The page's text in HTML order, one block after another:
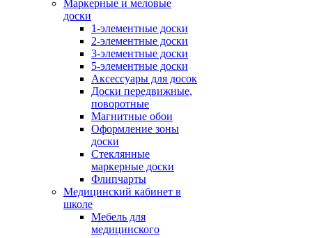
Маркерные и меловые
доски
1-элементные доски
2-элементные доски
3-элементные доски
5-элементные доски
Аксессуары для досок
Доски передвижные,
поворотные
Магнитные обои
Оформление зоны
доски
Стеклянные
маркерные доски
Флипчарты
Медицинский кабинет в
школе
Мебель для
медицинского